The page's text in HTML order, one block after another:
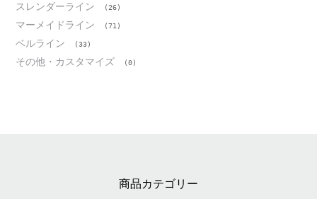
スレンダーライン (26)
マーメイドライン (71)
ベルライン (33)
その他・カスタマイズ (0)
商品カテゴリー